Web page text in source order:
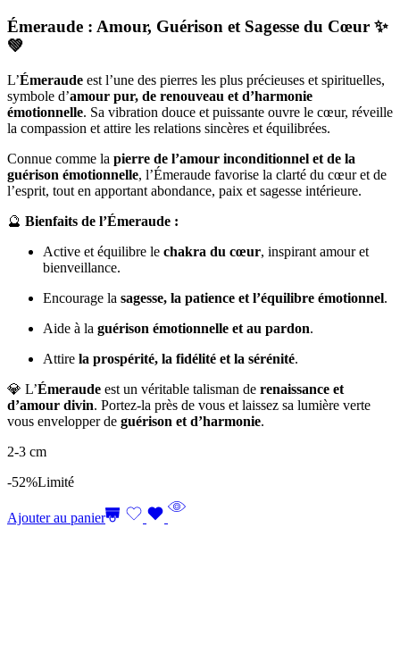
Émeraude : Amour, Guérison et Sagesse du Cœur ✨
💚
L’Émeraude est l’une des pierres les plus précieuses et spirituelles,
symbole d’amour pur, de renouveau et d’harmonie
émotionnelle. Sa vibration douce et puissante ouvre le cœur, réveille
la compassion et attire les relations sincères et équilibrées.
Connue comme la pierre de l’amour inconditionnel et de la
guérison émotionnelle, l’Émeraude favorise la clarté du cœur et de
l’esprit, tout en apportant abondance, paix et sagesse intérieure.
🔮 Bienfaits de l’Émeraude :
Active et équilibre le chakra du cœur, inspirant amour et
bienveillance.
Encourage la sagesse, la patience et l’équilibre émotionnel.
Aide à la guérison émotionnelle et au pardon.
Attire la prospérité, la fidélité et la sérénité.
💎 L’Émeraude est un véritable talisman de renaissance et
d’amour divin. Portez-la près de vous et laissez sa lumière verte
vous envelopper de guérison et d’harmonie.
2-3 cm
-52%Limité
Ajouter au panier